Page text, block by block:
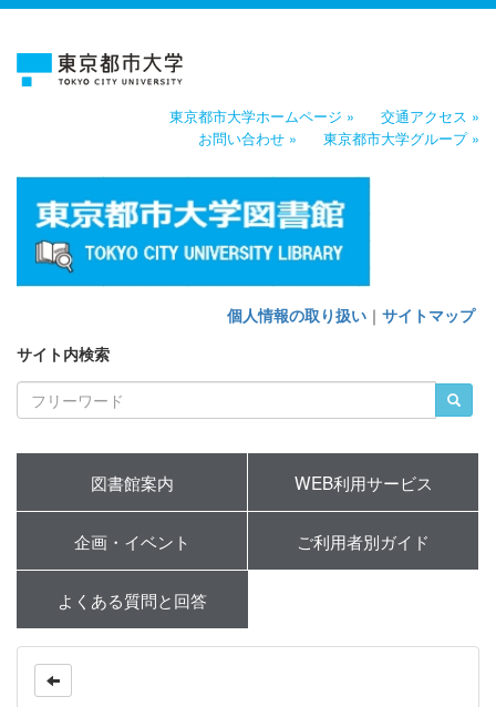
東京都市大学ホームページ »
交通アクセス »
お問い合わせ »
東京都市大学グループ »
個人情報の取り扱い ｜ サイトマップ
サイト内検索
図書館案内 WEB利用サービス
企画・イベント ご利用者別ガイド
よくある質問と回答